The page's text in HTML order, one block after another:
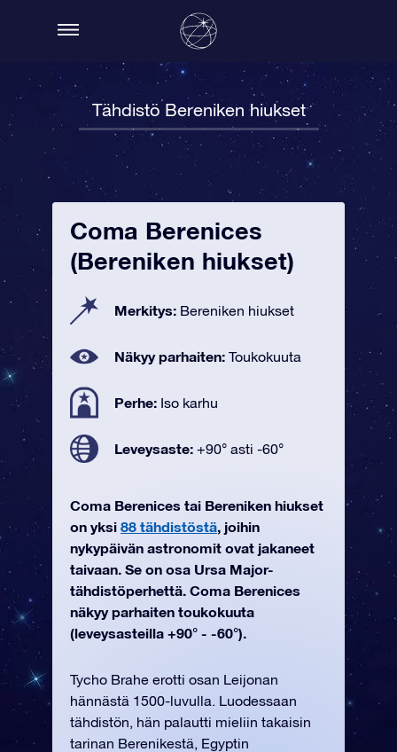
Tähdistö Bereniken hiukset
Coma Berenices
(Bereniken hiukset)
Merkitys: Bereniken hiukset
Näkyy parhaiten: Toukokuuta
Perhe: Iso karhu
Leveysaste: +90° asti -60°
Coma Berenices tai Bereniken hiukset
on yksi 88 tähdistöstä, joihin
nykypäivän astronomit ovat jakaneet
taivaan. Se on osa Ursa Major-
tähdistöperhettä. Coma Berenices
näkyy parhaiten toukokuuta
(leveysasteilla +90° - -60°).
Tycho Brahe erotti osan Leijonan
hännästä 1500-luvulla. Luodessaan
tähdistön, hän palautti mieliin takaisin
tarinan Berenikestä, Egyptin